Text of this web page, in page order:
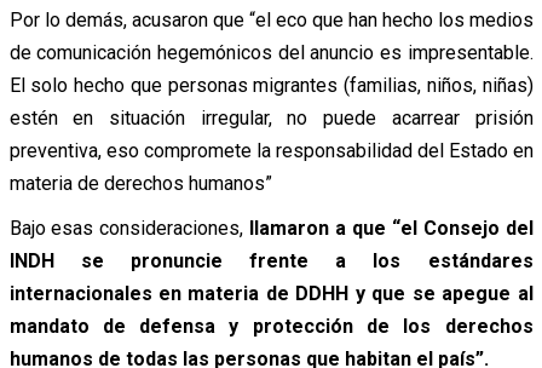
Por lo demás, acusaron que “el eco que han hecho los medios
de comunicación hegemónicos del anuncio es impresentable.
El solo hecho que personas migrantes (familias, niños, niñas)
estén en situación irregular, no puede acarrear prisión
preventiva, eso compromete la responsabilidad del Estado en
materia de derechos humanos”
Bajo esas consideraciones, llamaron a que “el Consejo del
INDH se pronuncie frente a los estándares
internacionales en materia de DDHH y que se apegue al
mandato de defensa y protección de los derechos
humanos de todas las personas que habitan el país”.